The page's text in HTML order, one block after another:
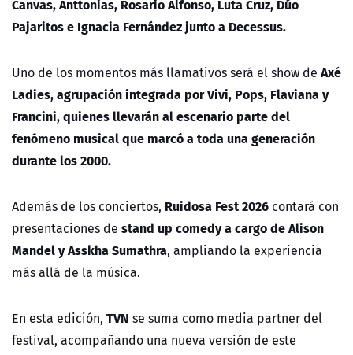
Canvas, Anttonias, Rosario Alfonso, Luta Cruz, Dúo
Pajaritos e Ignacia Fernández junto a Decessus.
Uno de los momentos más llamativos será el show de Axé
Ladies, agrupación integrada por Vivi, Pops, Flaviana y
Francini, quienes llevarán al escenario parte del
fenómeno musical que marcó a toda una generación
durante los 2000.
Además de los conciertos, Ruidosa Fest 2026 contará con
presentaciones de stand up comedy a cargo de Alison
Mandel y Asskha Sumathra, ampliando la experiencia
más allá de la música.
En esta edición, TVN se suma como media partner del
festival, acompañando una nueva versión de este